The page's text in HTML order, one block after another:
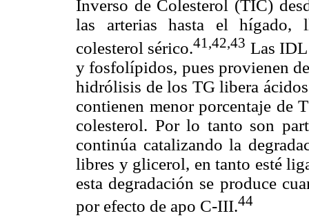
Inverso de Colesterol (TIC)
las arterias hasta el hígado,
colesterol sérico.41,42,43 Las IDL
y fosfolípidos, pues provienen
hidrólisis de los TG libera
contienen menor porcentaje de
colesterol. Por lo tanto son
continúa catalizando la
libres y glicerol, en tanto esté
esta degradación se produce
por efecto de apo C-III.44